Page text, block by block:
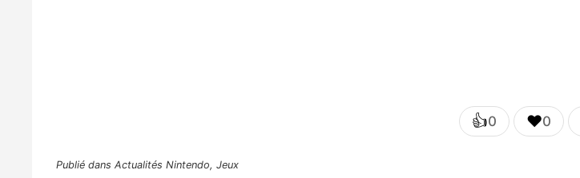
👍0 ❤️0
Publié dans Actualités Nintendo, Jeux